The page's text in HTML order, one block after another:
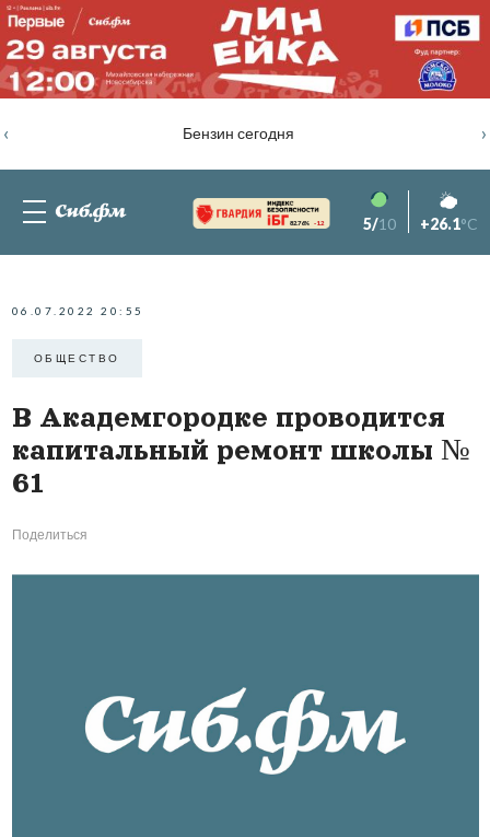
Бензин сегодня
‹ ›
82.76% -1.2 5/10 +26.1°C
06.07.2022 20:55
ОБЩЕСТВО
В Академгородке проводится
капитальный ремонт школы №
61
Поделиться